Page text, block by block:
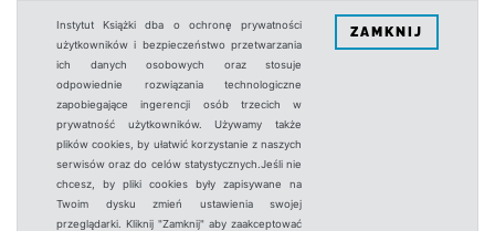
Instytut Książki dba o ochronę prywatności
użytkowników i bezpieczeństwo przetwarzania
ich danych osobowych oraz stosuje
odpowiednie rozwiązania technologiczne
zapobiegające ingerencji osób trzecich w
prywatność użytkowników. Używamy także
plików cookies, by ułatwić korzystanie z naszych
serwisów oraz do celów statystycznych.Jeśli nie
chcesz, by pliki cookies były zapisywane na
Twoim dysku zmień ustawienia swojej
przeglądarki. Kliknij "Zamknij" aby zaakceptować
ZAMKNIJ